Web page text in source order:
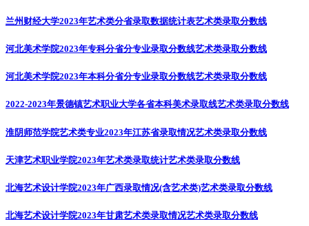
兰州财经大学2023年艺术类分省录取数据统计表艺术类录取分数线
河北美术学院2023年专科分省分专业录取分数线艺术类录取分数线
河北美术学院2023年本科分省分专业录取分数线艺术类录取分数线
2022-2023年景德镇艺术职业大学各省本科美术录取线艺术类录取分数线
淮阴师范学院艺术类专业2023年江苏省录取情况艺术类录取分数线
天津艺术职业学院2023年艺术类录取统计艺术类录取分数线
北海艺术设计学院2023年广西录取情况(含艺术类)艺术类录取分数线
北海艺术设计学院2023年甘肃艺术类录取情况艺术类录取分数线